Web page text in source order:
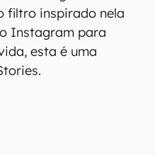
filtro inspirado nela
Instagram para
esta é uma